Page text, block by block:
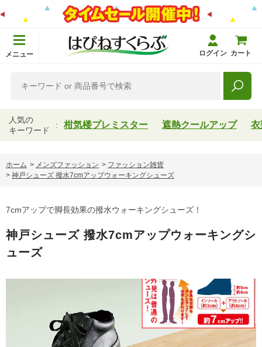
メニュー ログイン カート
人気の
キーワード
柑気楼プレミスター 遮熱クールアップ 衣
ホーム > メンズファッション > ファッション雑貨
> 神戸シューズ 撥水7cmアップウォーキングシューズ
7cmアップで脚長効果の撥水ウォーキングシューズ！
神戸シューズ 撥水7cmアップウォーキングシ
ューズ